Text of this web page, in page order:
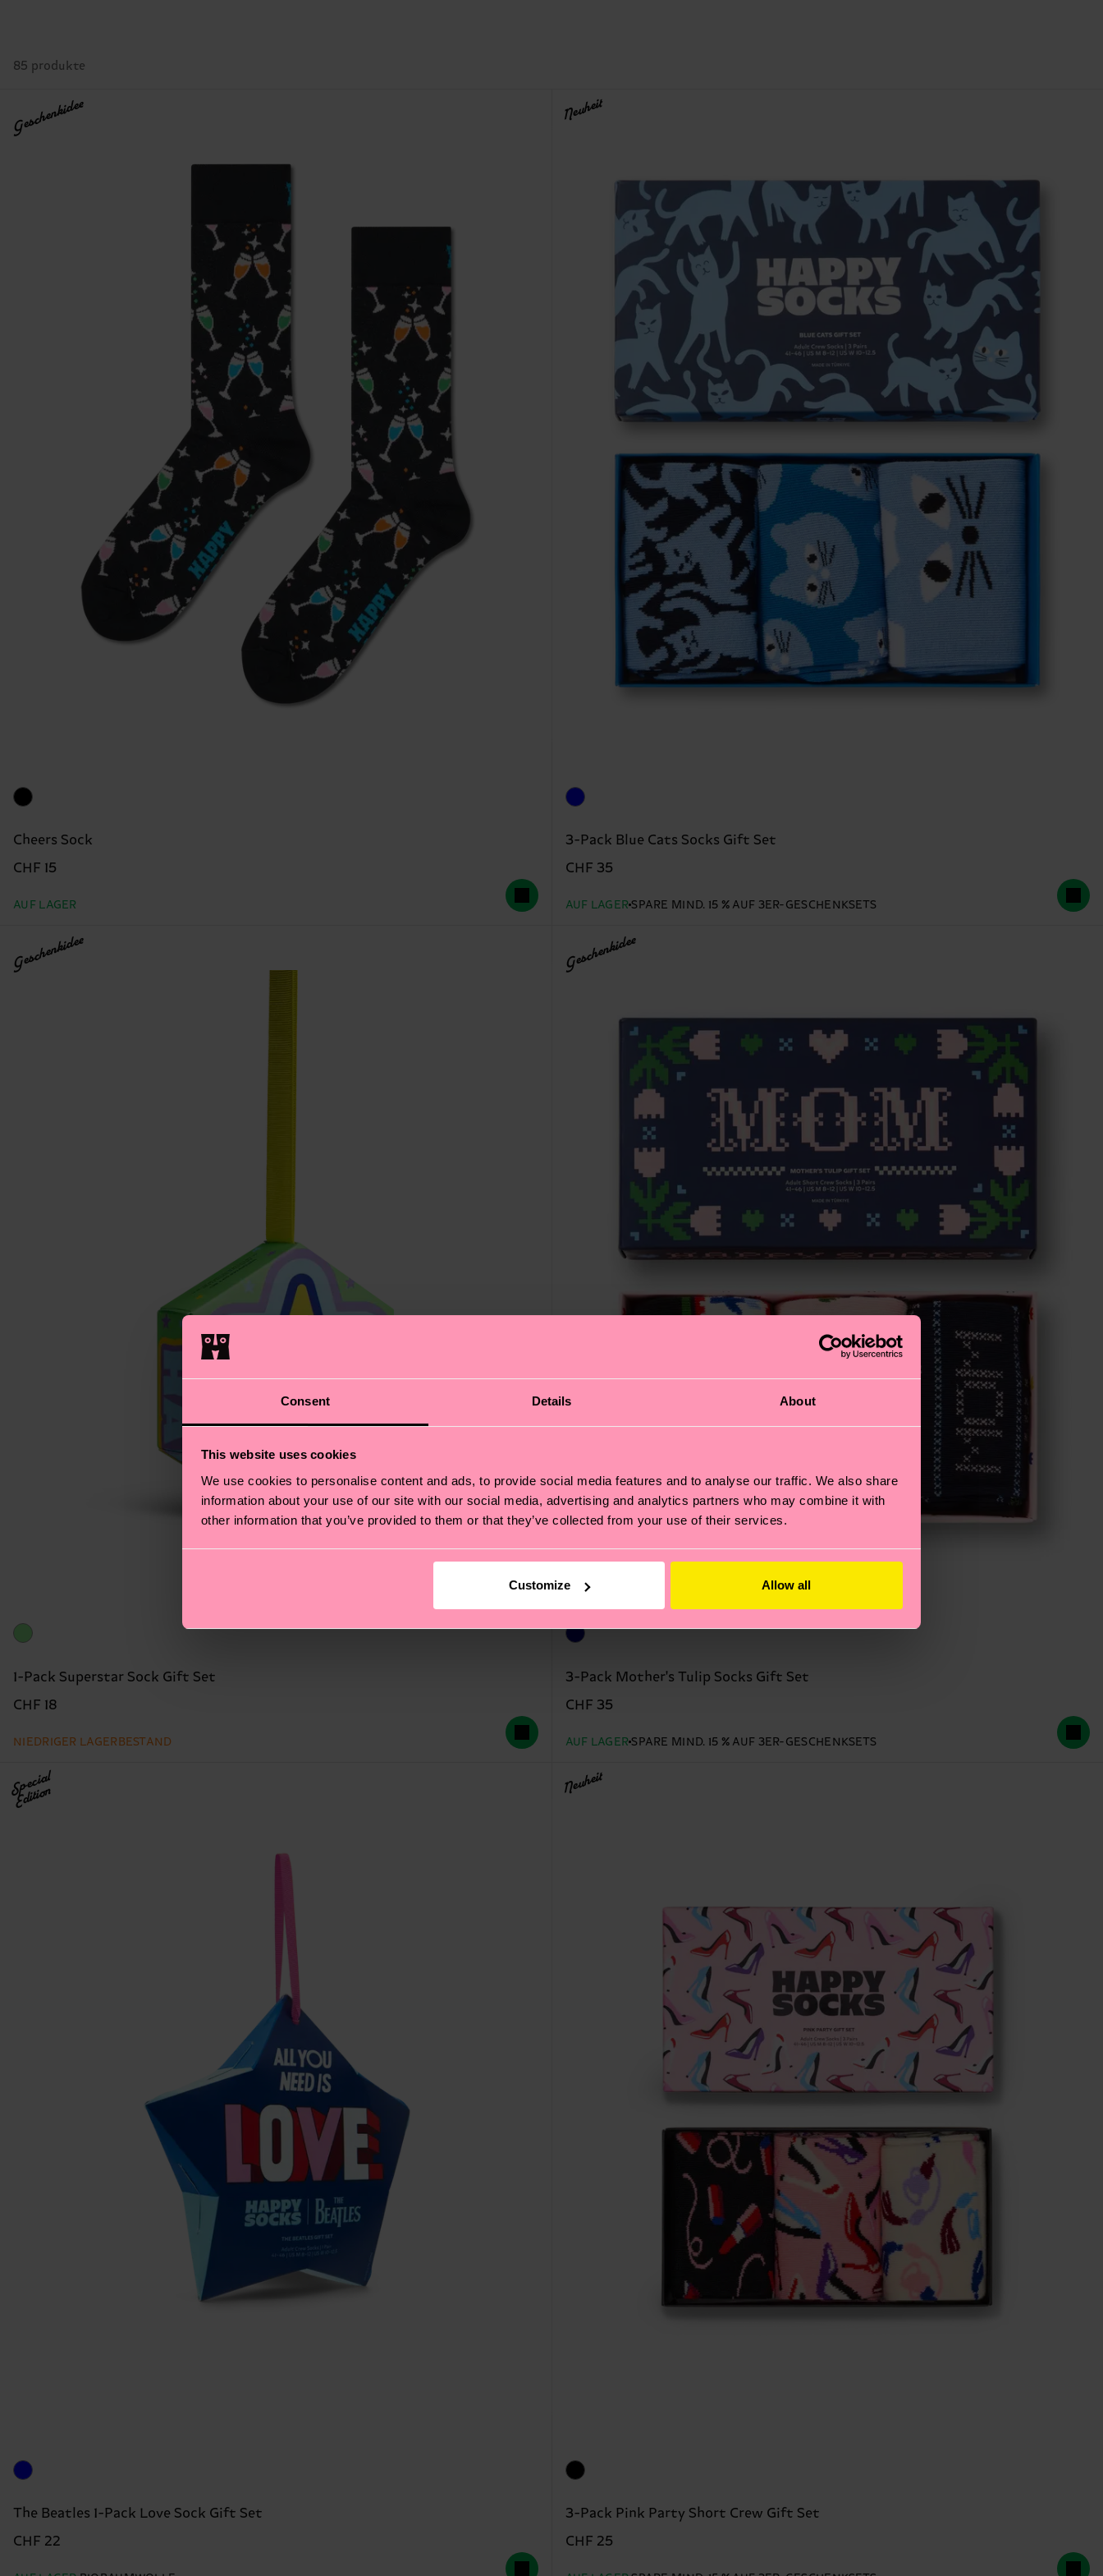
Consent Details About
This website uses cookies
We use cookies to personalise content and ads, to provide social media features and to analyse our traffic. We also share
information about your use of our site with our social media, advertising and analytics partners who may combine it with
other information that you’ve provided to them or that they’ve collected from your use of their services.
Customize Allow all
85 produkte
Geschenkidee
Cheers Sock
CHF 15
AUF LAGER
Neuheit
3-Pack Blue Cats Socks Gift Set
CHF 35
AUF LAGER SPARE MIND. 15 % AUF 3ER-GESCHENKSETS
Geschenkidee
1-Pack Superstar Sock Gift Set
CHF 18
NIEDRIGER LAGERBESTAND
Geschenkidee
3-Pack Mother's Tulip Socks Gift Set
CHF 35
AUF LAGER SPARE MIND. 15 % AUF 3ER-GESCHENKSETS
Special
Edition
The Beatles 1-Pack Love Sock Gift Set
CHF 22
Neuheit
3-Pack Pink Party Short Crew Gift Set
CHF 25